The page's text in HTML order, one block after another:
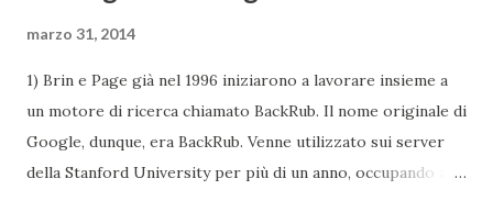
marzo 31, 2014
1) Brin e Page già nel 1996 iniziarono a lavorare insieme a
un motore di ricerca chiamato BackRub. Il nome originale di
Google, dunque, era BackRub. Venne utilizzato sui server
della Stanford University per più di un anno, occupando alla